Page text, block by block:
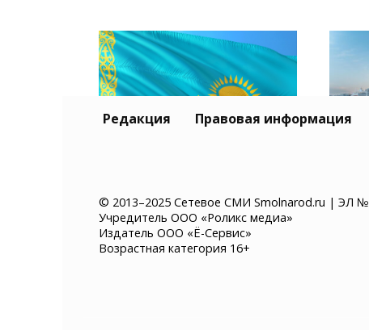
Казахстан хочет ввести
платное разрешение на
въезд для иностранцев
и
Редакция Правовая информация
© 2013–2025 Сетевое СМИ Smolnarod.ru | ЭЛ №
Учредитель ООО «Роликс медиа»
Издатель ООО «Ё-Сервис»
Возрастная категория 16+